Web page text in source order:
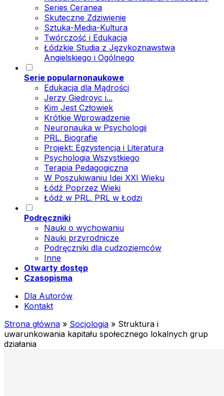
Series Ceranea
Skuteczne Zdziwienie
Sztuka-Media-Kultura
Twórczość i Edukacja
Łódzkie Studia z Językoznawstwa
Angielskiego i Ogólnego
Serie popularnonaukowe
Edukacja dla Mądrości
Jerzy Giedroyc i...
Kim Jest Człowiek
Krótkie Wprowadzenie
Neuronauka w Psychologii
PRL. Biografie
Projekt: Egzystencja i Literatura
Psychologia Wszystkiego
Terapia Pedagogiczna
W Poszukiwaniu Idei XXI Wieku
Łódź Poprzez Wieki
Łódź w PRL. PRL w Łodzi
Podręczniki
Nauki o wychowaniu
Nauki przyrodnicze
Podręczniki dla cudzoziemców
Inne
Otwarty dostęp
Czasopisma
Dla Autorów
Kontakt
Strona główna » Socjologia » Struktura i
uwarunkowania kapitału społecznego lokalnych grup
działania